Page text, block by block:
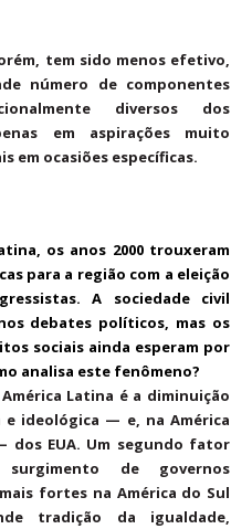
tem sido menos efetivo,
número de componentes
diversos dos
em aspirações muito
em ocasiões específicas.
os anos 2000 trouxeram
para a região com a eleição
A sociedade civil
debates políticos, mas os
sociais ainda esperam por
analisa este fenômeno?
Latina é a diminuição
ideológica — e, na América
dos EUA. Um segundo fator
de governos
fortes na América do Sul
tradição da igualdade,